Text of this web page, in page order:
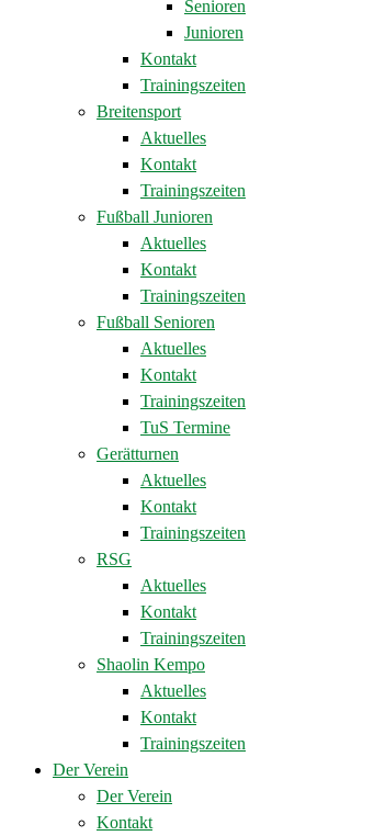
Senioren
Junioren
Kontakt
Trainingszeiten
Breitensport
Aktuelles
Kontakt
Trainingszeiten
Fußball Junioren
Aktuelles
Kontakt
Trainingszeiten
Fußball Senioren
Aktuelles
Kontakt
Trainingszeiten
TuS Termine
Gerätturnen
Aktuelles
Kontakt
Trainingszeiten
RSG
Aktuelles
Kontakt
Trainingszeiten
Shaolin Kempo
Aktuelles
Kontakt
Trainingszeiten
Der Verein
Der Verein
Kontakt